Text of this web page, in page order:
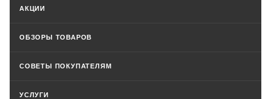
АКЦИИ
ОБЗОРЫ ТОВАРОВ
СОВЕТЫ ПОКУПАТЕЛЯМ
УСЛУГИ